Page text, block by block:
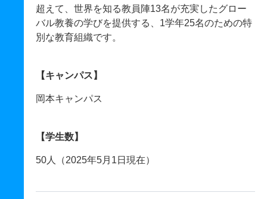
超えて、世界を知る教員陣13名が充実したグロー
バル教養の学びを提供する、1学年25名のための特
別な教育組織です。
【キャンパス】
岡本キャンパス
【学生数】
50人（2025年5月1日現在）